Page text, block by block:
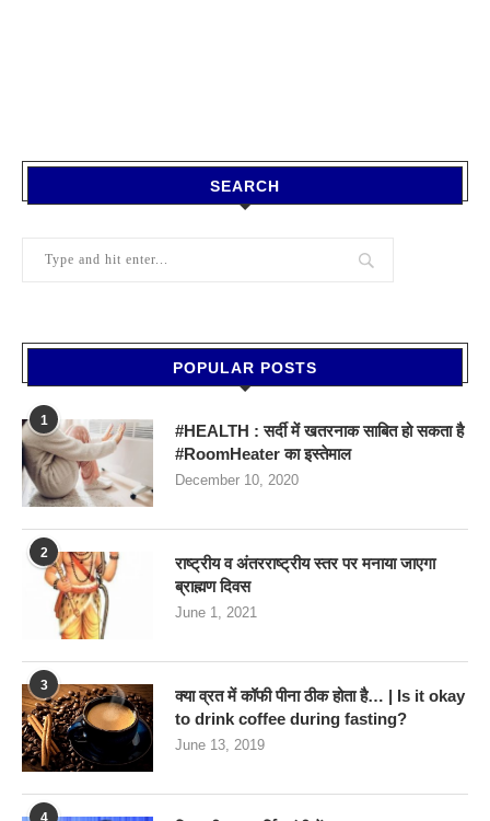
SEARCH
POPULAR POSTS
1
#HEALTH : सर्दी में खतरनाक साबित हो सकता है
#RoomHeater का इस्तेमाल
December 10, 2020
2
राष्ट्रीय व अंतरराष्ट्रीय स्तर पर मनाया जाएगा
ब्राह्मण दिवस
June 1, 2021
3
क्या व्रत में कॉफी पीना ठीक होता है… | Is it okay
to drink coffee during fasting?
June 13, 2019
4